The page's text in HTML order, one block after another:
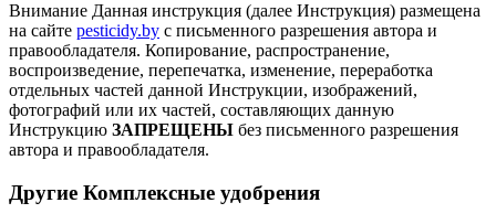
Внимание Данная инструкция (далее Инструкция) размещена
на сайте pesticidy.by с письменного разрешения автора и
правообладателя. Копирование, распространение,
воспроизведение, перепечатка, изменение, переработка
отдельных частей данной Инструкции, изображений,
фотографий или их частей, составляющих данную
Инструкцию ЗАПРЕЩЕНЫ без письменного разрешения
автора и правообладателя.
Другие Комплексные удобрения